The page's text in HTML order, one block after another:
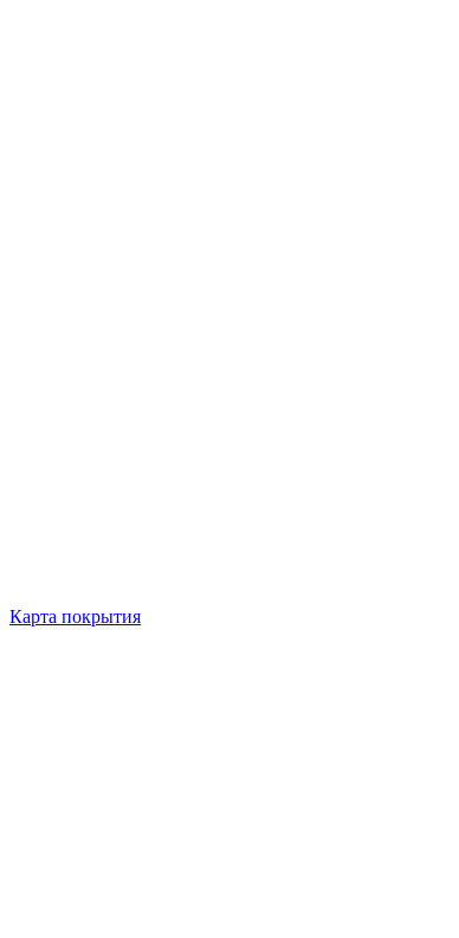
Карта покрытия